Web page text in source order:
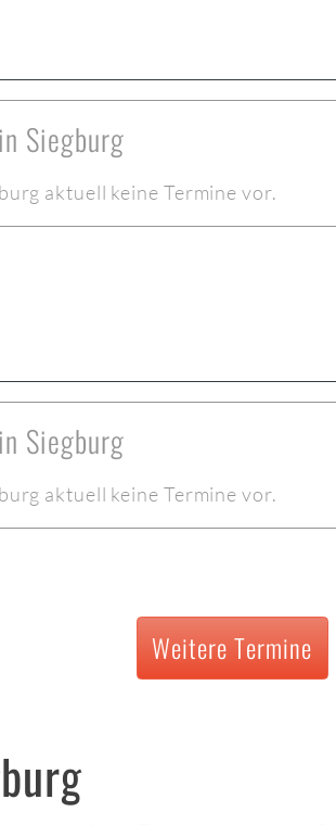
Siegburg
aktuell keine Termine vor.
Siegburg
aktuell keine Termine vor.
Weitere Termine